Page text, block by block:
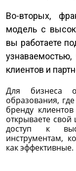
Во-вторых,
модель с
вы работаете
клиентов и
Для бизнеса
образования,
бренду
открываете
доступ к
инструментам,
как эффективные.